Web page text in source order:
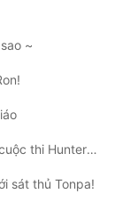
~
Chương 73: Tiện thể cho chúng ta biết cuộc thi Hunter diễn ra như thế nào được không?
sát thủ Tonpa!